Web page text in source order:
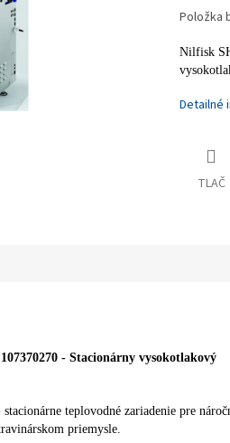
Položka
Nilfisk
Detailné
TLAČ
- Stacionárny vysokotlakový
teplovodné zariadenie pre
priemysle.